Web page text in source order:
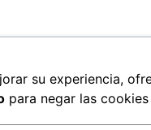
su experiencia,
para negar las